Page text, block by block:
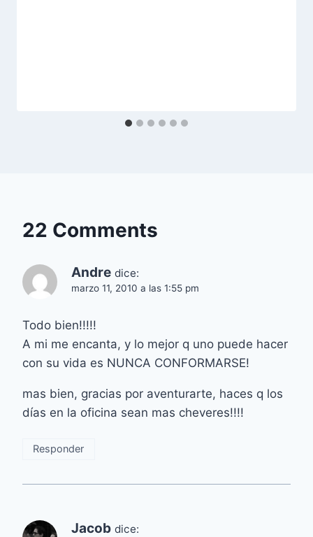
22 Comments
Andre dice:
marzo 11, 2010 a las 1:55 pm
Todo bien!!!!!
A mi me encanta, y lo mejor q uno puede hacer
con su vida es NUNCA CONFORMARSE!
mas bien, gracias por aventurarte, haces q los
días en la oficina sean mas cheveres!!!!
Responder
Jacob dice: